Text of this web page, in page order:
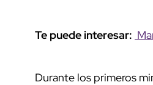
Te puede interesar:
Durante los primeros